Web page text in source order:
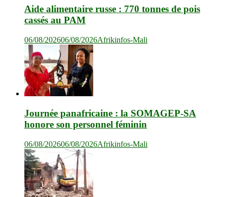
Aide alimentaire russe : 770 tonnes de pois
cassés au PAM
06/08/202606/08/2026Afrikinfos-Mali
Journée panafricaine : la SOMAGEP-SA
honore son personnel féminin
06/08/202606/08/2026Afrikinfos-Mali